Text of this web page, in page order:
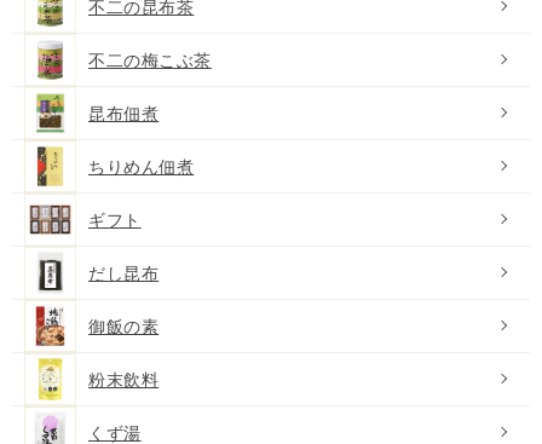
不二の昆布茶
不二の梅こぶ茶
昆布佃煮
ちりめん佃煮
ギフト
だし昆布
御飯の素
粉末飲料
くず湯